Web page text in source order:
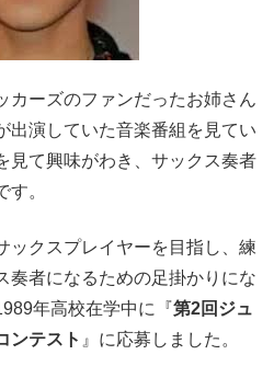
カーズのファンだったお姉さん
出演していた音楽番組を見てい
見て興味がわき、サックス奏者
。
ックスプレイヤーを目指し、練
奏者になるための足掛かりにな
年高校在学中に『第2回ジュ
ンテスト 』に応募しました。